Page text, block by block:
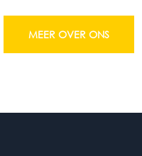
MEER OVER ONS